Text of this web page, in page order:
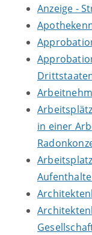
Anzeige -
in einer